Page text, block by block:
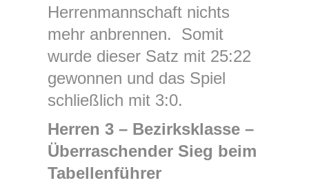
Herrenmannschaft nichts
mehr anbrennen. Somit
wurde dieser Satz mit 25:22
gewonnen und das Spiel
schließlich mit 3:0.
Herren 3 – Bezirksklasse –
Überraschender Sieg beim
Tabellenführer